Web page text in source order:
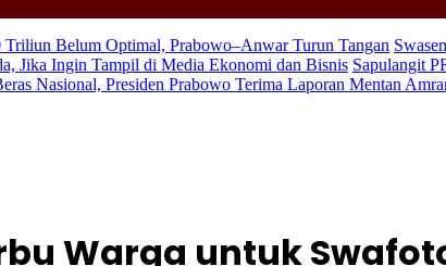
Belum Optimal, Prabowo–Anwar Turun Tangan
Jika Ingin Tampil di Media Ekonomi dan Bisnis Sapulangit
Nasional, Presiden Prabowo Terima Laporan Mentan
Warga untuk